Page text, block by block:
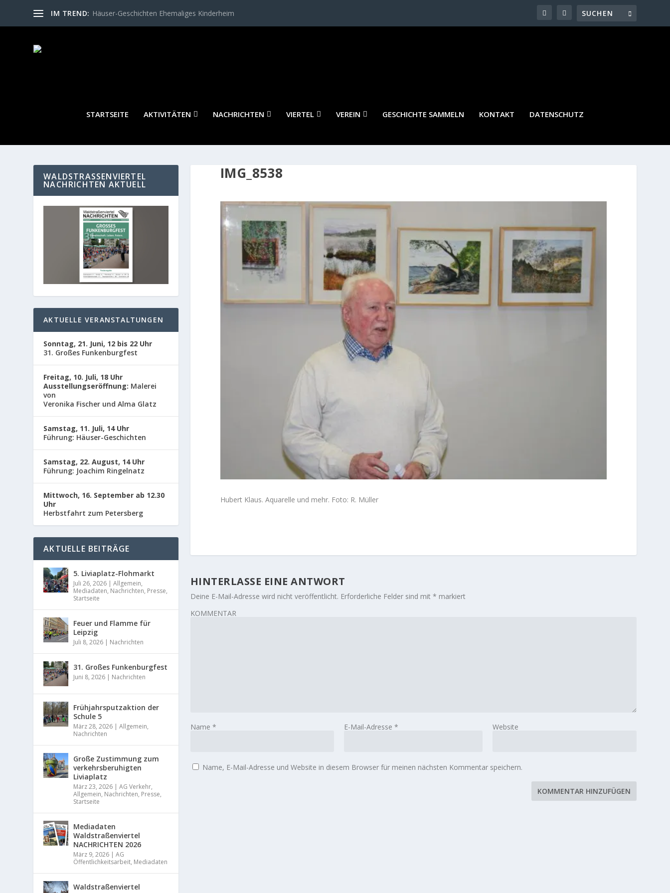
IM TREND: Häuser-Geschichten Ehemaliges Kinderheim
STARTSEITE AKTIVITÄTEN NACHRICHTEN VIERTEL VEREIN GESCHICHTE SAMMELN KONTAKT DATENSCHUTZ
IMG_8538
Hubert Klaus. Aquarelle und mehr. Foto: R. Müller
HINTERLASSE EINE ANTWORT
Deine E-Mail-Adresse wird nicht veröffentlicht. Erforderliche Felder sind mit * markiert
KOMMENTAR
Name * E-Mail-Adresse * Website
Name, E-Mail-Adresse und Website in diesem Browser für meinen nächsten Kommentar speichern.
WALDSTRASSENVIERTEL N
ACHRICHTEN AKTUELL
AKTUELLE VERANSTALTUNGEN
Sonntag, 21. Juni, 12 bis 22 Uhr
31. Großes Funkenburgfest
Freitag, 10. Juli, 18 Uhr
Ausstellungseröffnung: Malerei
von
Veronika Fischer und Alma Glatz
Samstag, 11. Juli, 14 Uhr
Führung: Häuser-Geschichten
Samstag, 22. August, 14 Uhr
Führung: Joachim Ringelnatz
Mittwoch, 16. September ab 12.30
Uhr
Herbstfahrt zum Petersberg
AKTUELLE BEITRÄGE
5. Liviaplatz-Flohmarkt
Juli 26, 2026 |Allgemein,
Mediadaten, Nachrichten, Presse,
Startseite
Feuer und Flamme für
Leipzig
Juli 8, 2026 | Nachrichten
31. Großes Funkenburgfest
Juni 8, 2026 | Nachrichten
Frühjahrsputzaktion der
Schule 5
März 28, 2026 |Allgemein,
Nachrichten
Große Zustimmung zum
verkehrsberuhigten
Liviaplatz
März 23, 2026 |AG Verkehr,
Allgemein, Nachrichten, Presse,
Startseite
Mediadaten
Waldstraßenviertel
NACHRICHTEN 2026
März 9, 2026 |AG
Öffentlichkeitsarbeit, Mediadaten
Waldstraßenviertel